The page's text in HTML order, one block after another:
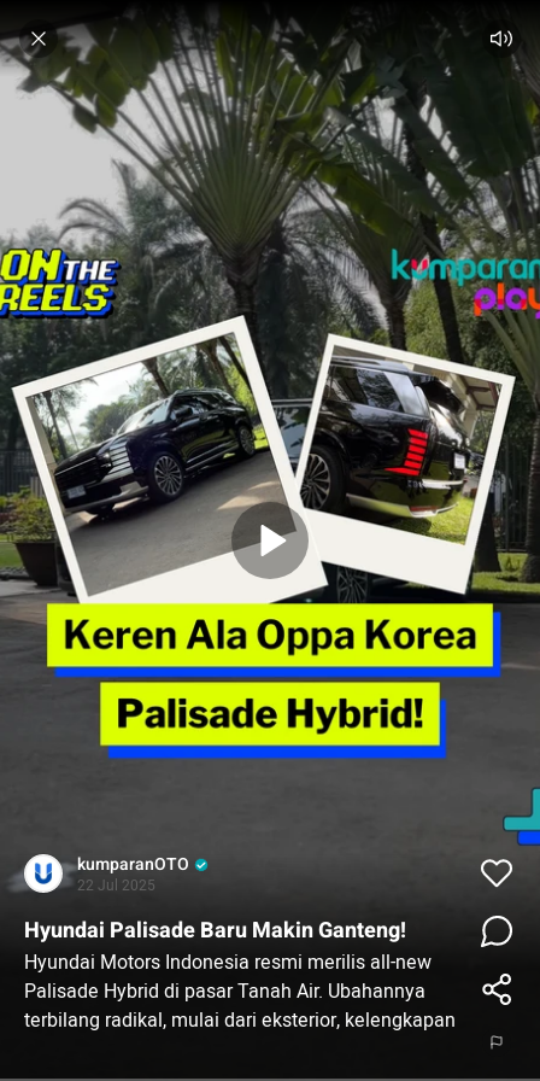
kumparanOTO
22 Jul 2025
Hyundai Palisade Baru Makin Ganteng!
Hyundai Motors Indonesia resmi merilis all-new
Palisade Hybrid di pasar Tanah Air. Ubahannya
terbilang radikal, mulai dari eksterior, kelengkapan